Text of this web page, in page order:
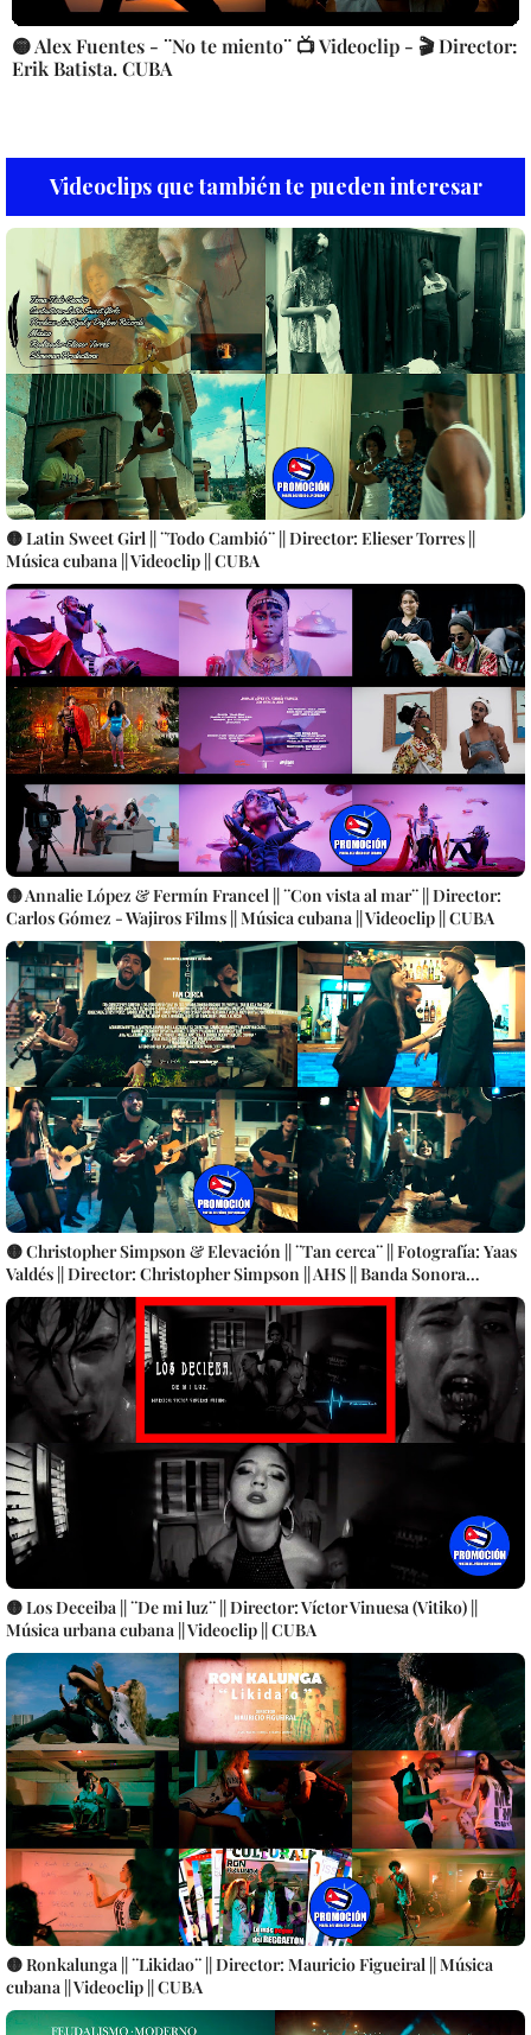
🟡 Alex Fuentes - ¨No te miento¨ 📺 Videoclip - 🎬 Director:
Erik Batista. CUBA
Videoclips que también te pueden interesar
🟡 Latin Sweet Girl || ¨Todo Cambió¨ || Director: Elieser Torres ||
Música cubana || Videoclip || CUBA
🟡 Annalie López & Fermín Francel || ¨Con vista al mar¨ || Director:
Carlos Gómez - Wajiros Films || Música cubana || Videoclip || CUBA
🟡 Christopher Simpson & Elevación || ¨Tan cerca¨ || Fotografía: Yaas
Valdés || Director: Christopher Simpson || AHS || Banda Sonora
Telenovela ¨Tan Lejos y Tan Cerca¨ || Música cubana || Videoclip ||
CUBA
🟡 Los Deceiba || ¨De mi luz¨ || Director: Víctor Vinuesa (Vitiko) ||
Música urbana cubana || Videoclip || CUBA
🟡 Ronkalunga || ¨Likidao¨ || Director: Mauricio Figueiral || Música
cubana || Videoclip || CUBA